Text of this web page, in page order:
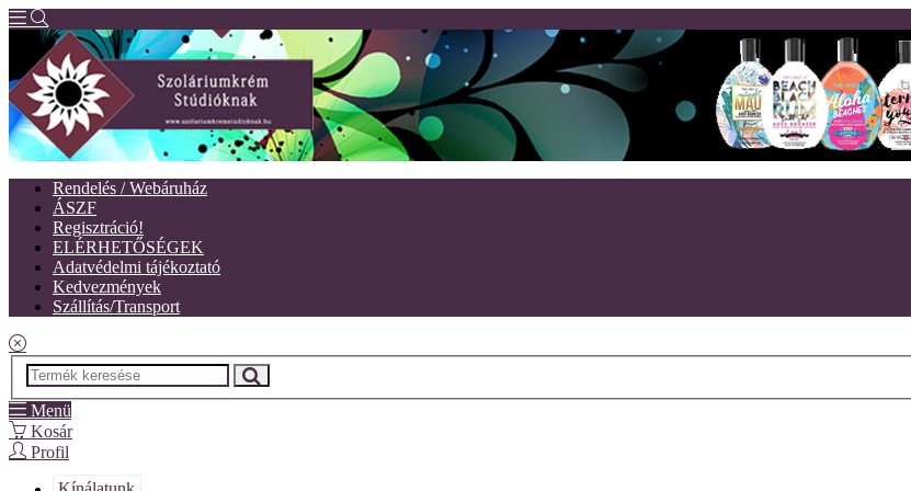
Rendelés / Webáruház
ÁSZF
Regisztráció!
ELÉRHETŐSÉGEK
Adatvédelmi tájékoztató
Kedvezmények
Szállítás/Transport
Menü
Kosár
Profil